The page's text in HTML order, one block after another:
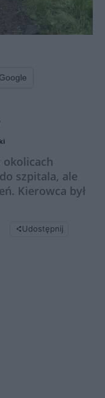
okolicach
szpitala, ale
Kierowca był
Udostępnij